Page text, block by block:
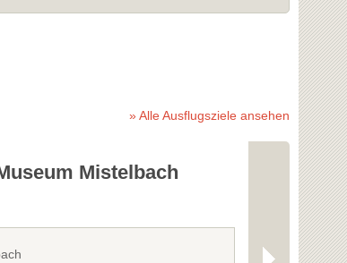
» Alle Ausflugsziele ansehen
Mistelbach
2224